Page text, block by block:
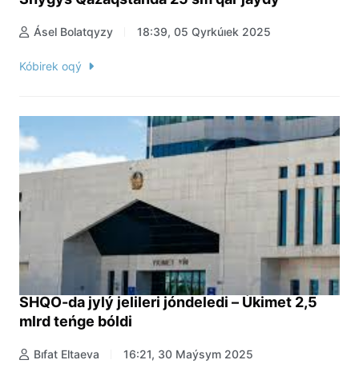
Ásel Bolatqyzy 18:39, 05 Qyrkúıek 2025
Kóbirek oqý
SHQO-da jylý jelileri jóndeledi – Úkimet 2,5
mlrd teńge bóldi
Bıfat Eltaeva 16:21, 30 Maýsym 2025